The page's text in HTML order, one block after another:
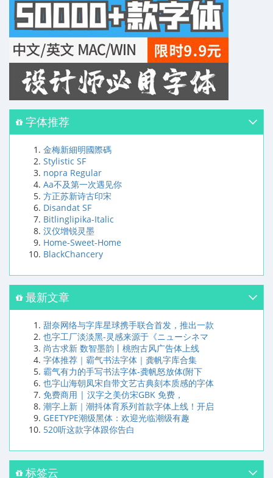
字体推荐
金梅新細明國際碼
Stylistic SF
nopra Regular
Aa不及第一次遇见你
方正苏新诗古印宋
Disandat SF
Bitlinglipika-Italic
汉仪增锐灵墨
Home-Sweet-Home
BlackChancery
最新文章
甜奈网络与字库星球携手联合首发，推出一款
也字工厂淡淡黑-灵感来源于《ニューシネマ
尚古求新 数智墨韵丨桃煦古风广告体上线
字体推荐｜霸气书法字体｜龚帆字库合集
霸气有力的手写书法字体-龚帆怒放体(附下
也字山海朝凤宋自带文艺古典刻本质感的字体
免费商用 | 汉字之美仿宋GBK 免费，
潮字上新｜潮抖体育系列首款字体上线！开启
GEETYPE潮级黑体：欢迎光临潮级有趣
520听这款字体跟你告白
标签云